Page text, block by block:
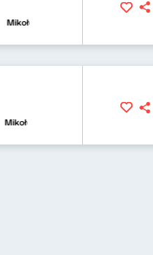
Mikołaj Tyczyński, Klaudia
Mikołaj Tyczyński, Klaudia